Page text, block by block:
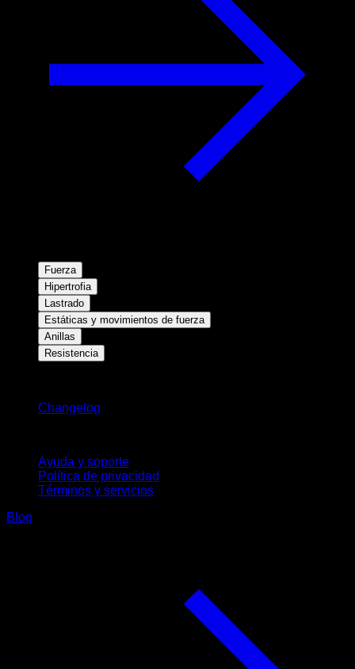
Fuerza
Hipertrofia
Lastrado
Estáticas y movimientos de fuerza
Anillas
Resistencia
Changelog
Ayuda y soporte
Política de privacidad
Términos y servicios
Blog